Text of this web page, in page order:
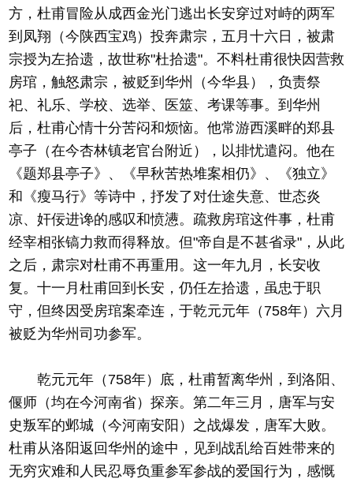
方，杜甫冒险从成西金光门逃出长安穿过对峙的两军
到凤翔（今陕西宝鸡）投奔肃宗，五月十六日，被肃
宗授为左拾遗，故世称"杜拾遗"。不料杜甫很快因营救
房琯，触怒肃宗，被贬到华州（今华县），负责祭
祀、礼乐、学校、选举、医筮、考课等事。到华州
后，杜甫心情十分苦闷和烦恼。他常游西溪畔的郑县
亭子（在今杏林镇老官台附近），以排忧遣闷。他在
《题郑县亭子》、《早秋苦热堆案相仍》、《独立》
和《瘦马行》等诗中，抒发了对仕途失意、世态炎
凉、奸佞进谗的感叹和愤懑。疏救房琯这件事，杜甫
经宰相张镐力救而得释放。但"帝自是不甚省录"，从此
之后，肃宗对杜甫不再重用。这一年九月，长安收
复。十一月杜甫回到长安，仍任左拾遗，虽忠于职
守，但终因受房琯案牵连，于乾元元年（758年）六月
被贬为华州司功参军。
乾元元年（758年）底，杜甫暂离华州，到洛阳、
偃师（均在今河南省）探亲。第二年三月，唐军与安
史叛军的邺城（今河南安阳）之战爆发，唐军大败。
杜甫从洛阳返回华州的途中，见到战乱给百姓带来的
无穷灾难和人民忍辱负重参军参战的爱国行为，感慨